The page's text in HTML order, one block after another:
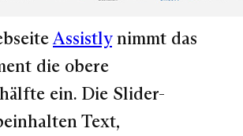
Assistlynimmt das
die obere
ein. Die Slider-
Text,